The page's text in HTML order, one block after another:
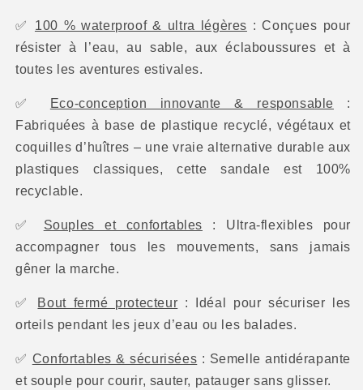
✅ 100 % waterproof & ultra légères : Conçues pour
résister à l’eau, au sable, aux éclaboussures et à
toutes les aventures estivales.
✅ Eco-conception innovante & responsable :
Fabriquées à base de plastique recyclé, végétaux et
coquilles d’huîtres – une vraie alternative durable aux
plastiques classiques, cette sandale est 100%
recyclable.
✅ Souples et confortables : Ultra-flexibles pour
accompagner tous les mouvements, sans jamais
gêner la marche.
✅ Bout fermé protecteur : Idéal pour sécuriser les
orteils pendant les jeux d’eau ou les balades.
✅ Confortables & sécurisées : Semelle antidérapante
et souple pour courir, sauter, patauger sans glisser.